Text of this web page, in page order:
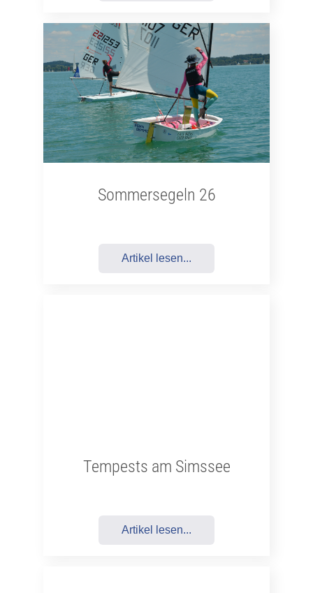
Sommersegeln 26
Artikel lesen...
Tempests am Simssee
Artikel lesen...